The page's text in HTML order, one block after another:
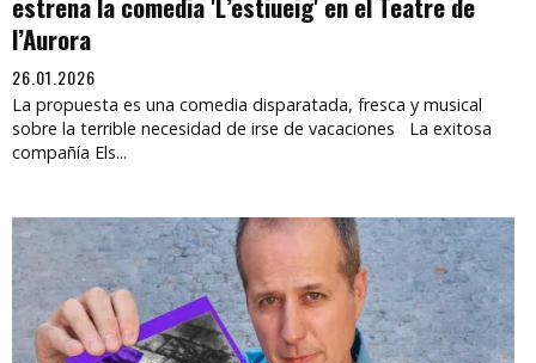
l’Aurora
26.01.2026
La propuesta es una comedia disparatada, fresca y musical
sobre la terrible necesidad de irse de vacaciones La exitosa
compañía Els...